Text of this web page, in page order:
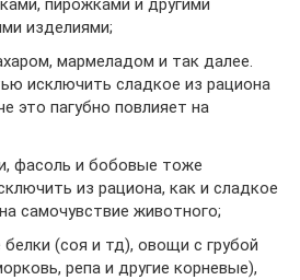
изделиями;
мармеладом и так далее.
исключить сладкое из рациона
это пагубно повлияет на
фасоль и бобовые тоже
из рациона, как и сладкое
самочувствие животного;
(соя и тд), овощи с грубой
репа и другие корневые),